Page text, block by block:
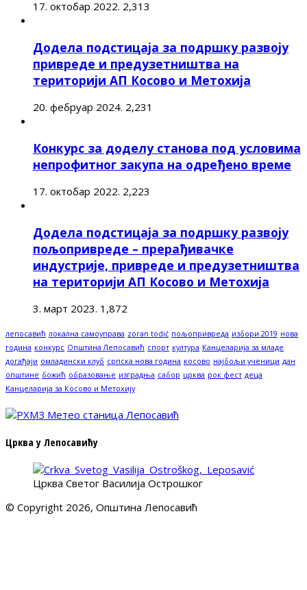
17. октобар 2022. 2,313
Додела подстицаја за подршку развоју
привреде и предузетништва на
територији АП Косово и Метохија
20. фебруар 2024. 2,231
Конкурс за доделу станова под условима
непрофитног закупа на одређено време
17. октобар 2022. 2,223
Додела подстицаја за подршку развоју
пољопривреде – прерађивачке
индустрије, привреде и предузетништва
на територији АП Косово и Метохија
3. март 2023. 1,872
лепосавић локална самоуправа zoran todić пољопривреда избори 2019 нова
година конкурс Општина Лепосавић спорт култура Канцеларија за младе
догађаји омладински клуб српска нова година косово најбољи ученици дан
општине божић образовање изградња сабор црква рок фест деца
Канцеларија за Косово и Метохију
Црква у Лепосавићу
Црква Светог Василија Острошког
© Copyright 2026, Општина Лепосавић